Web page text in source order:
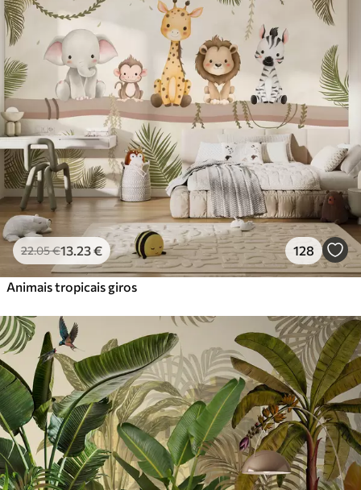
Standard
27.00 €/m²
Premium
56.6734.00€/m²
Vinil Premium
65.0039.00€/m²
Peel and Stick
81.6749.00€/m²
22.05€13 .23€ 128
Animais tropicais giros